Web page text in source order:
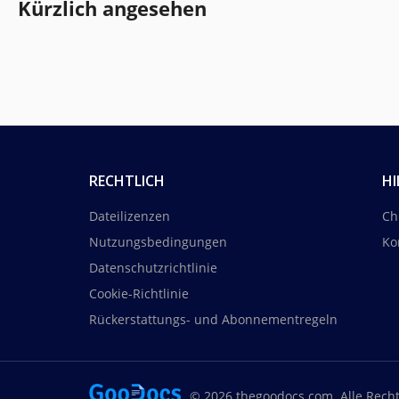
Kürzlich angesehen
RECHTLICH
Dateilizenzen
Nutzungsbedingungen
Datenschutzrichtlinie
Cookie-Richtlinie
Rückerstattungs- und Abonnementregeln